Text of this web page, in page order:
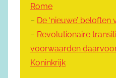
Rome
– De ‘nieuwe’
– Revolutionaire
voorwaarden
Koninkrijk